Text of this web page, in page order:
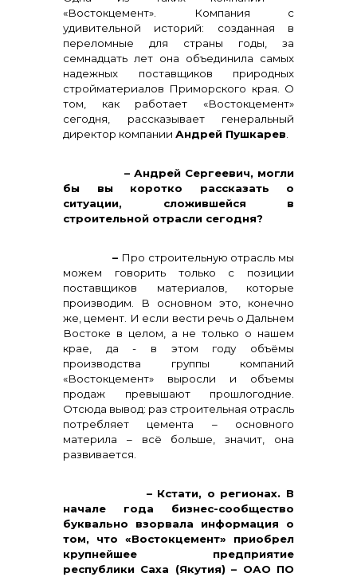
Контакты
+7 (423) 234 50 50
«Востокцемент». Компания с
удивительной историй: созданная в
переломные для страны годы, за
семнадцать лет она объединила самых
надежных поставщиков природных
стройматериалов Приморского края. О
том, как работает «Востокцемент»
сегодня, рассказывает генеральный
директор компании Андрей Пушкарев
– Андрей Сергеевич, могли
бы вы коротко рассказать о
ситуации, сложившейся в
строительной отрасли сегодня?
– Про строительную отрасль мы
можем говорить только с позиции
поставщиков материалов, которые
производим. В основном это, конечно
же, цемент. И если вести речь о Дальнем
Востоке в целом, а не только о нашем
крае, да - в этом году объёмы
производства группы компаний
«Востокцемент» выросли и объемы
продаж превышают прошлогодние.
Отсюда вывод: раз строительная отрасль
потребляет цемента – основного
материла – всё больше, значит, она
развивается.
– Кстати, о регионах. В
начале года бизнес-сообщество
буквально взорвала информация о
том, что «Востокцемент» приобрел
крупнейшее предприятие
республики Саха (Якутия) – ОАО ПО